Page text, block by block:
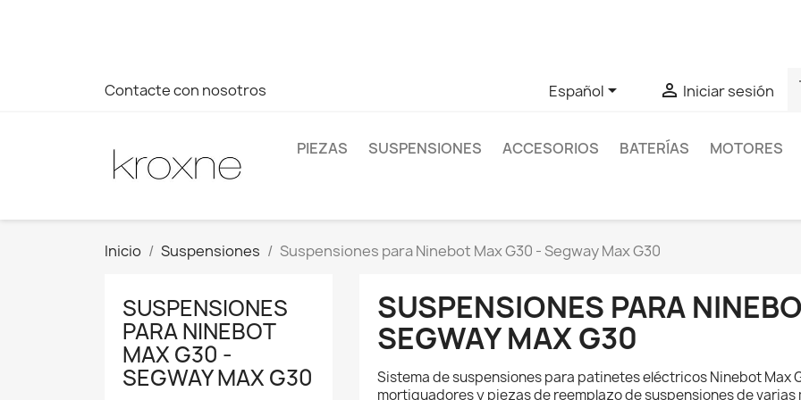
Contacte con nosotros Español  Iniciar sesión
PIEZAS SUSPENSIONES ACCESORIOS BATERÍAS MOTORES
Inicio Suspensiones Suspensiones para Ninebot Max G30 - Segway Max G30
SUSPENSIONES
PARA NINEBOT
MAX G30 -
SEGWAY MAX G30
SUSPENSIONES PARA
SEGWAY MAX G30
Sistema de suspensiones para patinetes eléctricos Ninebot Max
mortiguadores y piezas de reemplazo de suspensiones de varias